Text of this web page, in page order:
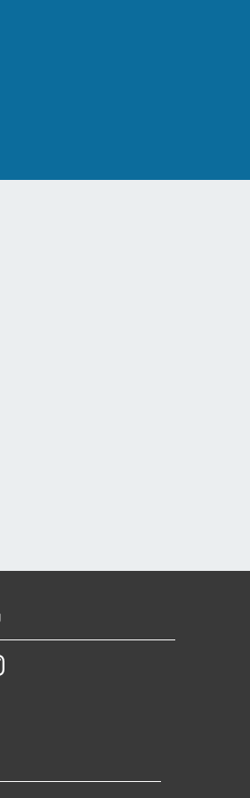
Instagram